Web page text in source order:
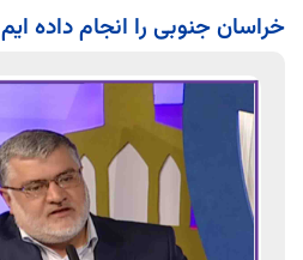
خراسان جنوبی را انجام داده ایم